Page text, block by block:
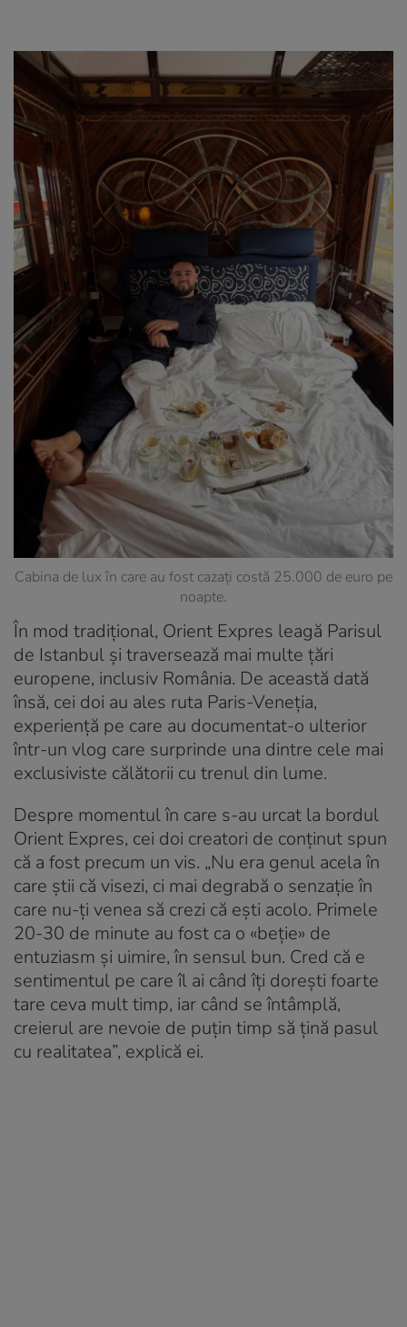
Cabina de lux în care au fost cazați costă 25.000 de euro pe
noapte.
În mod tradițional, Orient Expres leagă Parisul
de Istanbul și traversează mai multe țări
europene, inclusiv România. De această dată
însă, cei doi au ales ruta Paris-Veneția,
experiență pe care au documentat-o ulterior
într-un vlog care surprinde una dintre cele mai
exclusiviste călătorii cu trenul din lume.
Despre momentul în care s-au urcat la bordul
Orient Expres, cei doi creatori de conținut spun
că a fost precum un vis. „Nu era genul acela în
care știi că visezi, ci mai degrabă o senzație în
care nu-ți venea să crezi că ești acolo. Primele
20-30 de minute au fost ca o «beție» de
entuziasm și uimire, în sensul bun. Cred că e
sentimentul pe care îl ai când îți dorești foarte
tare ceva mult timp, iar când se întâmplă,
creierul are nevoie de puțin timp să țină pasul
cu realitatea”, explică ei.